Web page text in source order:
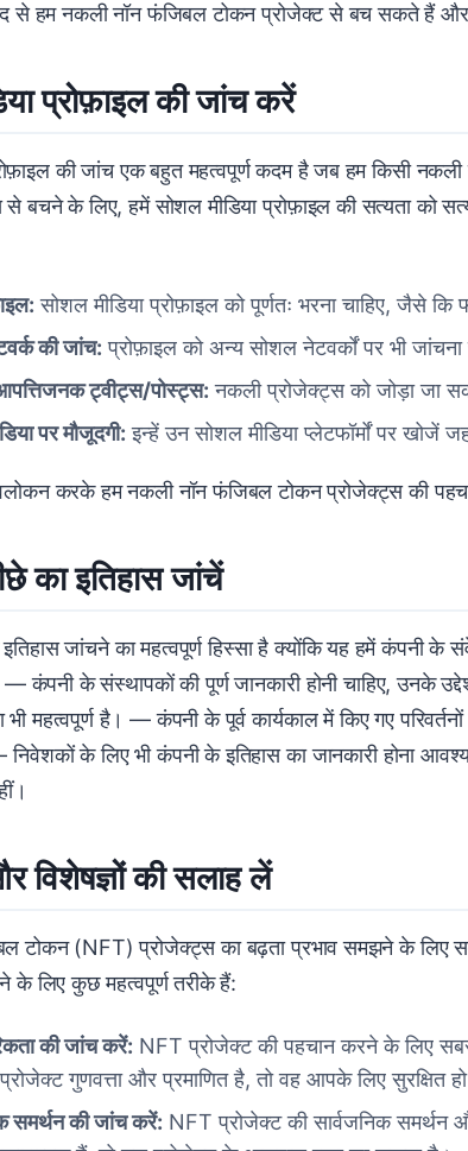
से हम नकली नॉन फंजिबल टोकन प्रोजेक्ट से बच सकते हैं
प्रोफ़ाइल की जांच करें
की जांच एक बहुत महत्वपूर्ण कदम है जब हम किसी
बचने के लिए, हमें सोशल मीडिया प्रोफ़ाइल की सत्यता को
सोशल मीडिया प्रोफ़ाइल को पूर्णतः भरना चाहिए, जैसे
की जांच: प्रोफ़ाइल को अन्य सोशल नेटवर्कों पर भी जांचना
ट्वीट्स/पोस्ट्स: नकली प्रोजेक्ट्स को जोड़ा जा
पर मौजूदगी: इन्हें उन सोशल मीडिया प्लेटफॉर्मों पर खोजें
करके हम नकली नॉन फंजिबल टोकन प्रोजेक्ट्स की
का इतिहास जांचें
जांचने का महत्वपूर्ण हिस्सा है क्योंकि यह हमें कंपनी के
कंपनी के संस्थापकों की पूर्ण जानकारी होनी चाहिए, उनके
भी महत्वपूर्ण है। — कंपनी के पूर्व कार्यकाल में किए गए
के लिए भी कंपनी के इतिहास का जानकारी होना
विशेषज्ञों की सलाह लें
टोकन (NFT) प्रोजेक्ट्स का बढ़ता प्रभाव समझने के लिए
के लिए कुछ महत्वपूर्ण तरीके हैं:
की जांच करें: NFT प्रोजेक्ट की पहचान करने के लिए
गुणवत्ता और प्रमाणित है, तो वह आपके लिए सुरक्षित
समर्थन की जांच करें: NFT प्रोजेक्ट की सार्वजनिक समर्थन